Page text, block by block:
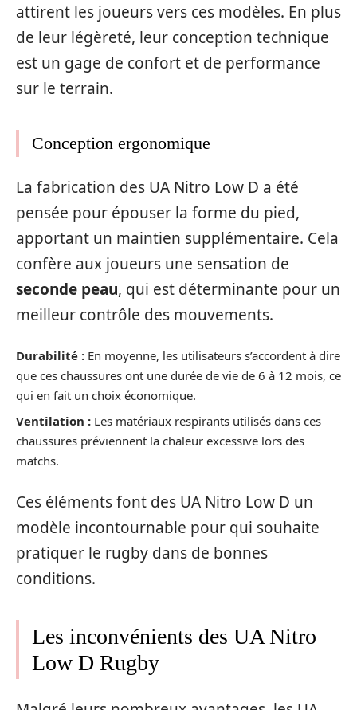
attirent les joueurs vers ces modèles. En plus
de leur légèreté, leur conception technique
est un gage de confort et de performance
sur le terrain.
Conception ergonomique
La fabrication des UA Nitro Low D a été
pensée pour épouser la forme du pied,
apportant un maintien supplémentaire. Cela
confère aux joueurs une sensation de
seconde peau, qui est déterminante pour un
meilleur contrôle des mouvements.
Durabilité : En moyenne, les utilisateurs s’accordent à dire
que ces chaussures ont une durée de vie de 6 à 12 mois, ce
qui en fait un choix économique.
Ventilation : Les matériaux respirants utilisés dans ces
chaussures préviennent la chaleur excessive lors des
matchs.
Ces éléments font des UA Nitro Low D un
modèle incontournable pour qui souhaite
pratiquer le rugby dans de bonnes
conditions.
Les inconvénients des UA Nitro
Low D Rugby